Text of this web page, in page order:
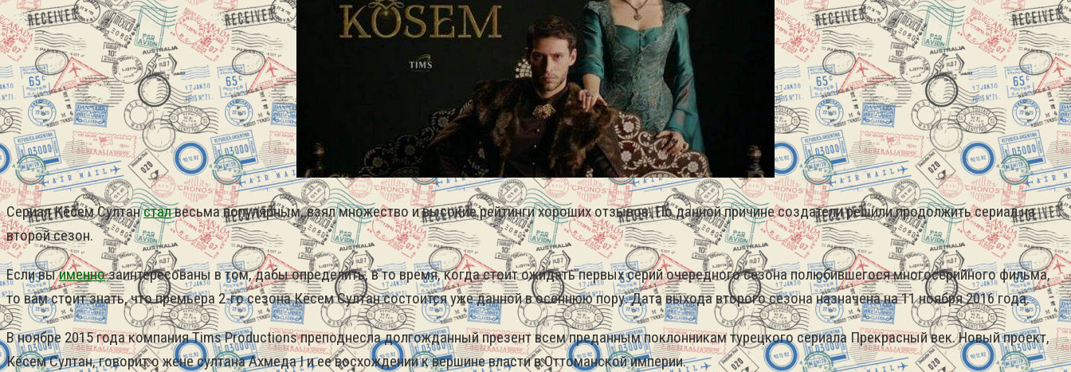
Сериал Кёсем Султансталвесьма популярным, взял множество и высокие рейтинги хороших отзывов. По данной причине создатели решили продолжить сериал на
второй сезон.
Если выименнозаинтересованы в том, дабы определить, в то время, когда стоит ожидать первых серий очередного сезона полюбившегося многосерийного фильма,
то вам стоит знать, что премьера 2-го сезона Кёсем Султан состоится уже данной в осеннюю пору. Дата выхода второго сезона назначена на 11 ноября 2016 года.
В ноябре 2015 года компания Tims Productions преподнесла долгожданный презент всем преданным поклонникам турецкого сериала Прекрасный век.Новый проект,
Кёсем Султан, говорит о жене султана Ахмеда I и ее восхождении к вершине власти в Оттоманской империи.